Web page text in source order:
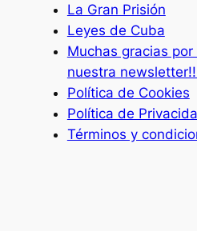
La Gran Prisión
Leyes de Cuba
Muchas gracias
nuestra
Política de Cookies
Política de
Términos y